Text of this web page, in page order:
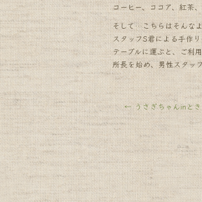
コーヒー、ココア、紅茶
そして…こちらはそんな
スタッフS君による手作
テーブルに運ぶと、ご利
所長を始め、男性スタッ
←うさぎちゃんinと